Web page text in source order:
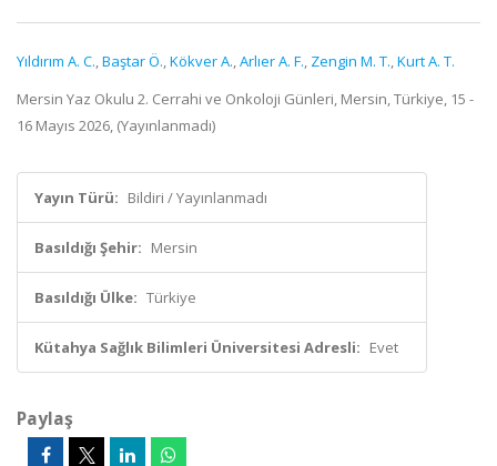
Yıldırım A. C.,Baştar Ö.,Kökver A.,Arlıer A. F., Zengin M. T.,Kurt A. T.
Mersin Yaz Okulu 2. Cerrahi ve Onkoloji Günleri, Mersin, Türkiye, 15 -
16 Mayıs 2026, (Yayınlanmadı)
Yayın Türü: Bildiri / Yayınlanmadı
Basıldığı Şehir: Mersin
Basıldığı Ülke: Türkiye
Kütahya Sağlık Bilimleri Üniversitesi Adresli: Evet
Paylaş